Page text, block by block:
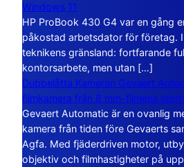
Windows 11
HP ProBook 430 G4 var en gång
påkostad arbetsdator för företag.
teknikens gränsland: fortfarande
kontorsarbete, men utan […]
Dubbelåtta Kameran Gevaert
filmkamera från 8 mm-filmens
Gevaert Automatic är en ovanlig
kamera från tiden före Gevaerts
Agfa. Med fjäderdriven motor,
objektiv och filmhastigheter på